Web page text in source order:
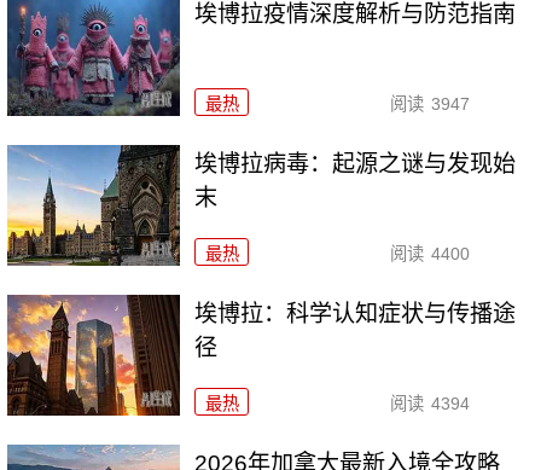
埃博拉疫情深度解析与防范指南
最热 阅读 3947
埃博拉病毒：起源之谜与发现始
末
最热 阅读 4400
埃博拉：科学认知症状与传播途
径
最热 阅读 4394
2026年加拿大最新入境全攻略